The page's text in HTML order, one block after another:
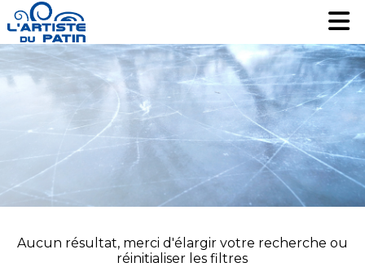
Hockey
Liquidation
Nous contacter
EN
Aucun résultat, merci d'élargir votre recherche ou
réinitialiser les filtres
Hockey
Liquidation
Nous contacter
EN